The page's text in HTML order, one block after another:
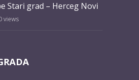
Stari grad – Herceg Novi
views